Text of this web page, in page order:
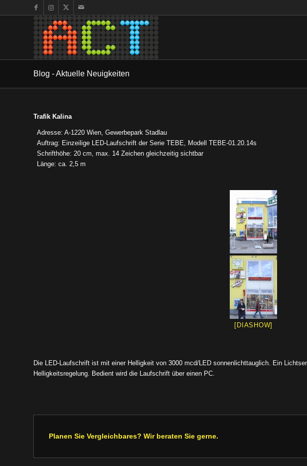
Blog - Aktuelle Neuigkeiten
Trafik Kalina
Adresse: A-1220 Wien, Gewerbepark Stadlau
Auftrag: Einzeilige LED-Laufschrift der Serie TEBE, Modell TEBE-01.20.14s
Schrifthöhe: 20 cm, max. 14 Zeichen gleichzeitig sichtbar
Länge: ca. 2,5 m
[DIASHOW]
Die LED-Laufschrift ist mit einer Helligkeit von 3000 mcd/LED sonnenlichttauglich. Ein
Helligkeitsregelung. Bedient wird die Laufschrift über einen PC.
Planen Sie Vergleichbares? Wir beraten Sie gerne.